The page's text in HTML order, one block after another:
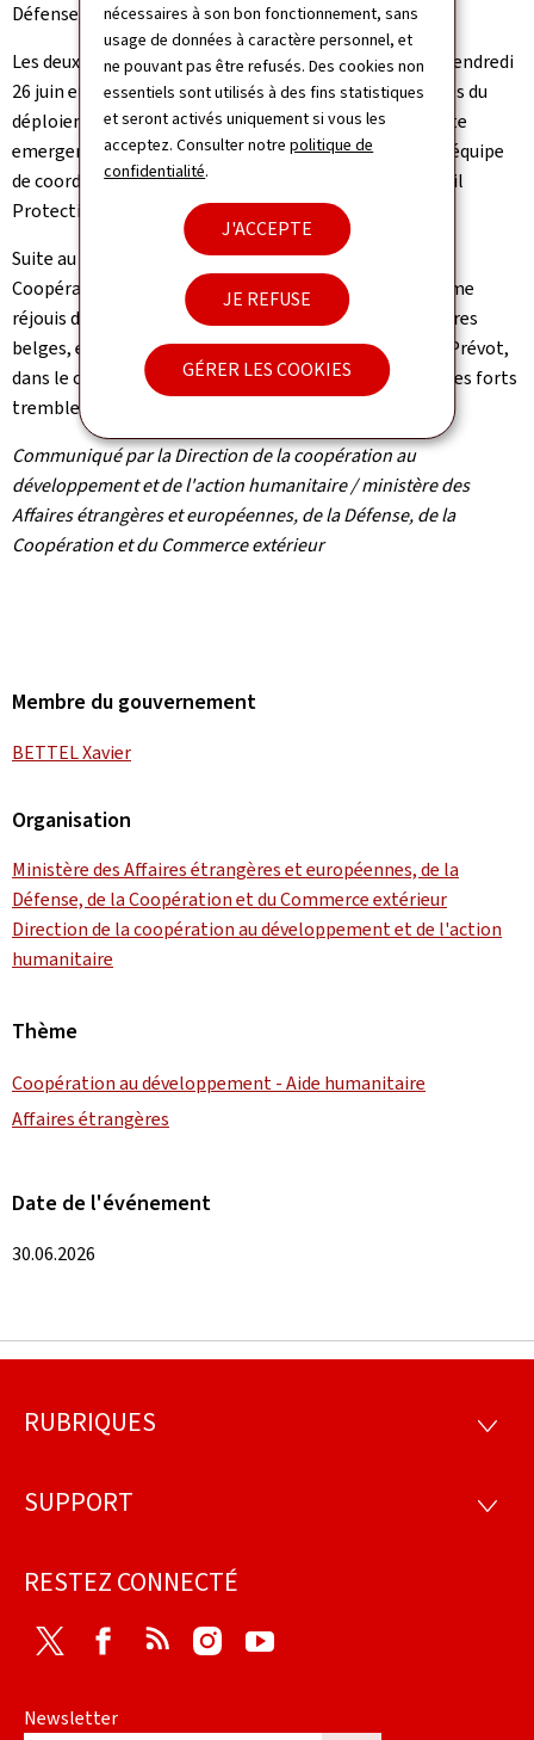
nécessaires à son bon fonctionnement, sans
usage de données à caractère personnel, et
ne pouvant pas être refusés. Des cookies non
essentiels sont utilisés à des fins statistiques
et seront activés uniquement si vous les
acceptez. Consulter notrepolitique de
confidentialité.
J'ACCEPTE
JE REFUSE
GÉRER LES COOKIES
Défense, de la Coopération et du Commerce extérieur.
Les deux experts rejoindront leurs collègues partis le vendredi
26 juin et le samedi 27 juin. Parmi eux, deux sont chargés du
déploiement du module de communication par satellite
emergency.lu, tandis que les trois autres ont intégré l'équipe
de coordination de l'Union européenne, l'European Civil
Protection Team.
Suite au décollage du vol, Xavier Bettel, ministre de la
Coopération et de l'Action humanitaire, a déclaré: "Je me
réjouis de l'excellente collaboration avec nos partenaires
belges, et notamment avec mon homologue Maxime Prévot,
dans le cadre de notre soutien au Venezuela à la suite des forts
tremblements de terre qui ont secoué le pays."
Communiqué par la Direction de la coopération au
développement et de l'action humanitaire / ministère des
Affaires étrangères et européennes, de la Défense, de la
Coopération et du Commerce extérieur
Membre du gouvernement
BETTEL Xavier
Organisation
Ministère des Affaires étrangères et européennes, de la
Défense, de la Coopération et du Commerce extérieur
Direction de la coopération au développement et de l'action
humanitaire
Thème
Coopération au développement - Aide humanitaire
Affaires étrangères
Date de l'événement
30.06.2026
Pied
page
RUBRIQUES
SUPPORT
RESTEZ CONNECTÉ
Twitter Facebook
RSS Instagram
Newsletter